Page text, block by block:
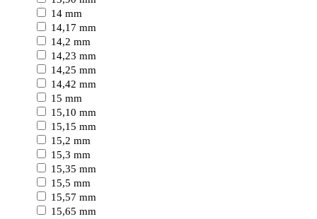
14 mm
14,17 mm
14,2 mm
14,23 mm
14,25 mm
14,42 mm
15 mm
15,10 mm
15,15 mm
15,2 mm
15,3 mm
15,35 mm
15,5 mm
15,57 mm
15,65 mm